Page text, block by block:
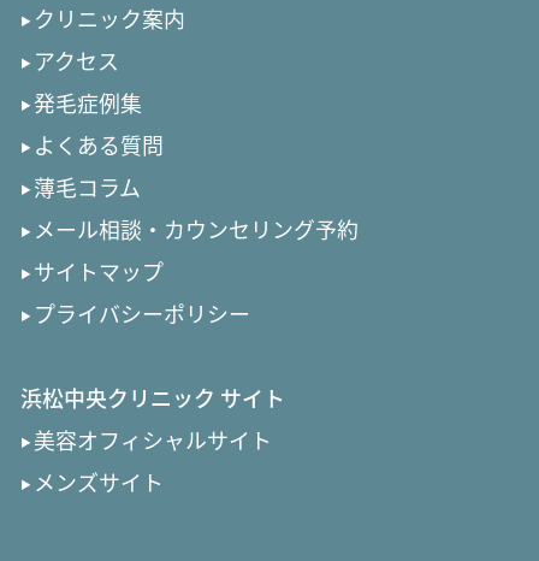
クリニック案内
アクセス
発毛症例集
よくある質問
薄毛コラム
メール相談・カウンセリング予約
サイトマップ
プライバシーポリシー
浜松中央クリニック サイト
美容オフィシャルサイト
メンズサイト